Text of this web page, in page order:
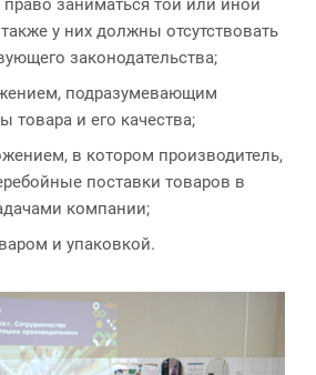
заниматься той или иной
у них должны отсутствовать
законодательства;
подразумевающим
товара и его качества;
в котором производитель,
поставки товаров в
компании;
и упаковкой.